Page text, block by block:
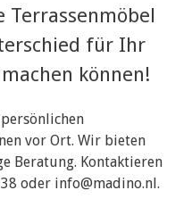
Terrassenmöbel
für Ihr
können!
vor Ort. Wir bieten
Beratung. Kontaktieren
oder info@madino.nl .